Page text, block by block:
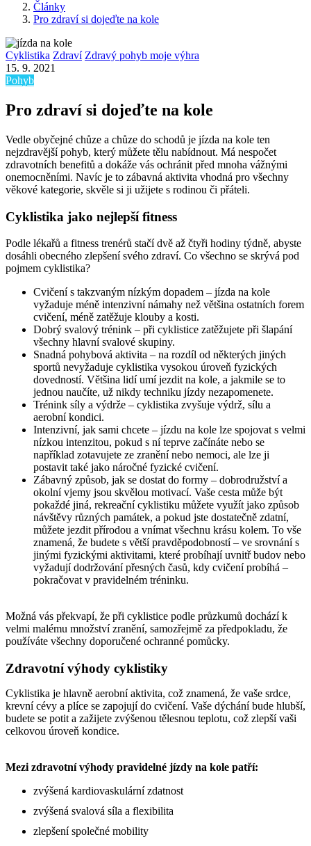
Články
Pro zdraví si dojeďte na kole
Cyklistika Zdraví Zdravý pohyb moje výhra
15. 9. 2021
Pohyb
Pro zdraví si dojeďte na kole
Vedle obyčejné chůze a chůze do schodů je jízda na kole ten
nejzdravější pohyb, který můžete tělu nabídnout. Má nespočet
zdravotních benefitů a dokáže vás ochránit před mnoha vážnými
onemocněními. Navíc je to zábavná aktivita vhodná pro všechny
věkové kategorie, skvěle si ji užijete s rodinou či přáteli.
Cyklistika jako nejlepší fitness
Podle lékařů a fitness trenérů stačí dvě až čtyři hodiny týdně, abyste
dosáhli obecného zlepšení svého zdraví. Co všechno se skrývá pod
pojmem cyklistika?
Cvičení s takzvaným nízkým dopadem – jízda na kole
vyžaduje méně intenzivní námahy než většina ostatních forem
cvičení, méně zatěžuje klouby a kosti.
Dobrý svalový trénink – při cyklistice zatěžujete při šlapání
všechny hlavní svalové skupiny.
Snadná pohybová aktivita – na rozdíl od některých jiných
sportů nevyžaduje cyklistika vysokou úroveň fyzických
dovedností. Většina lidí umí jezdit na kole, a jakmile se to
jednou naučíte, už nikdy techniku jízdy nezapomenete.
Trénink síly a výdrže – cyklistika zvyšuje výdrž, sílu a
aerobní kondici.
Intenzivní, jak sami chcete – jízdu na kole lze spojovat s velmi
nízkou intenzitou, pokud s ní teprve začínáte nebo se
například zotavujete ze zranění nebo nemoci, ale lze ji
postavit také jako náročné fyzické cvičení.
Zábavný způsob, jak se dostat do formy – dobrodružství a
okolní vjemy jsou skvělou motivací. Vaše cesta může být
pokaždé jiná, rekreační cyklistiku můžete využít jako způsob
návštěvy různých památek, a pokud jste dostatečně zdatní,
můžete jezdit přírodou a vnímat všechnu krásu kolem. To vše
znamená, že budete s větší pravděpodobností – ve srovnání s
jinými fyzickými aktivitami, které probíhají uvnitř budov nebo
vyžadují dodržování přesných časů, kdy cvičení probíhá –
pokračovat v pravidelném tréninku.
Možná vás překvapí, že při cyklistice podle průzkumů dochází k
velmi malému množství zranění, samozřejmě za předpokladu, že
používáte všechny doporučené ochranné pomůcky.
Zdravotní výhody cyklistiky
Cyklistika je hlavně aerobní aktivita, což znamená, že vaše srdce,
krevní cévy a plíce se zapojují do cvičení. Vaše dýchání bude hlubší,
budete se potit a zažijete zvýšenou tělesnou teplotu, což zlepší vaši
celkovou úroveň kondice.
Mezi zdravotní výhody pravidelné jízdy na kole patří:
zvýšená kardiovaskulární zdatnost
zvýšená svalová síla a flexibilita
zlepšení společné mobility